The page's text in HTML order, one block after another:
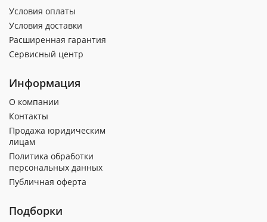
Условия оплаты
Условия доставки
Расширенная гарантия
Сервисный центр
Информация
О компании
Контакты
Продажа юридическим
лицам
Политика обработки
персональных данных
Публичная оферта
Подборки